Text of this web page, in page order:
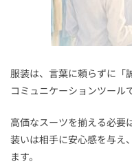
服装は、言葉に頼らずに「
コミュニケーションツール
高価なスーツを揃える必要
装いは相手に安心感を与え
ます。